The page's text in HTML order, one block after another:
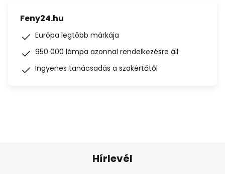
Feny24.hu
Európa legtöbb márkája
950 000 lámpa azonnal rendelkezésre áll
Ingyenes tanácsadás a szakértőtől
Hírlevél